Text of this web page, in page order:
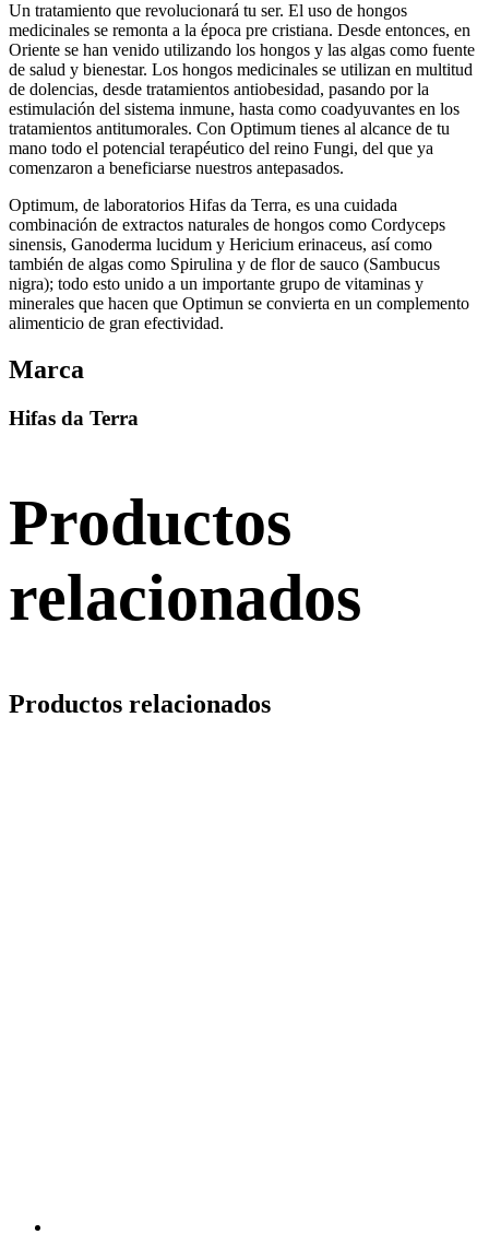
Un tratamiento que revolucionará tu ser. El uso de hongos
medicinales se remonta a la época pre cristiana. Desde entonces, en
Oriente se han venido utilizando los hongos y las algas como fuente
de salud y bienestar. Los hongos medicinales se utilizan en multitud
de dolencias, desde tratamientos antiobesidad, pasando por la
estimulación del sistema inmune, hasta como coadyuvantes en los
tratamientos antitumorales. Con Optimum tienes al alcance de tu
mano todo el potencial terapéutico del reino Fungi, del que ya
comenzaron a beneficiarse nuestros antepasados.
Optimum, de laboratorios Hifas da Terra, es una cuidada
combinación de extractos naturales de hongos como Cordyceps
sinensis, Ganoderma lucidum y Hericium erinaceus, así como
también de algas como Spirulina y de flor de sauco (Sambucus
nigra); todo esto unido a un importante grupo de vitaminas y
minerales que hacen que Optimun se convierta en un complemento
alimenticio de gran efectividad.
Marca
Hifas da Terra
Productos
relacionados
Productos relacionados